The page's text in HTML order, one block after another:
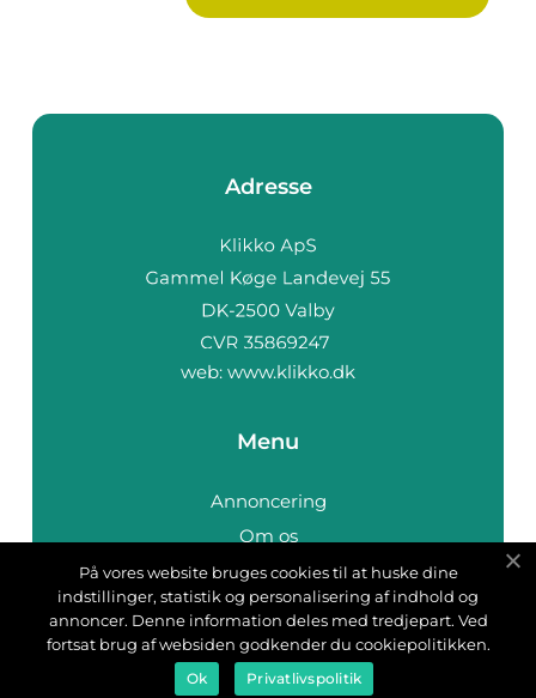
Adresse
web: www.klikko.dk
Menu
Annoncering
Om os
Cookies
Kontakt os
Sitemap
På vores website bruges cookies til at huske dine
indstillinger, statistik og personalisering af indhold og
annoncer. Denne information deles med tredjepart. Ved
fortsat brug af websiden godkender du cookiepolitikken.
Ok Privatlivspolitik